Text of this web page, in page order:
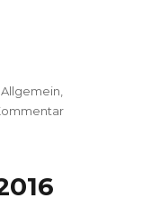
Kategorien
Allgemein,
zu